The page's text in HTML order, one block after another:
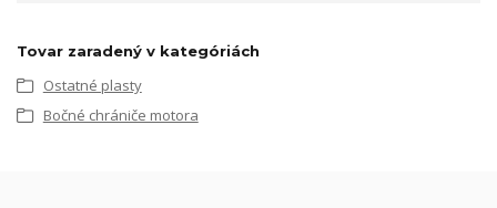
Tovar zaradený v kategóriách
Ostatné plasty
Bočné chrániče motora